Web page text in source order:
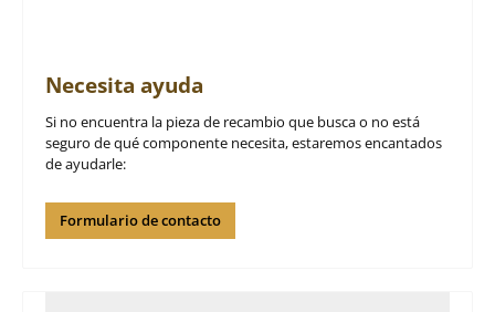
Necesita ayuda
Si no encuentra la pieza de recambio que busca o no está
seguro de qué componente necesita, estaremos encantados
de ayudarle:
Formulario de contacto